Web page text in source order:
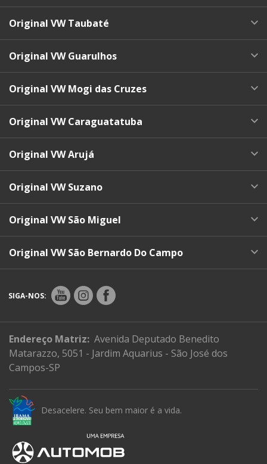
Original VW Taubaté
Original VW Guarulhos
Original VW Mogi das Cruzes
Original VW Caraguatatuba
Original VW Arujá
Original VW Suzano
Original VW São Miguel
Original VW São Bernardo Do Campo
SIGA-NOS:
Endereço Matriz: Avenida Deputado Benedito
Matarazzo, 5051 - Jardim Aquarius - São José dos
Campos-SP
Desacelere. Seu bem maior é a vida.